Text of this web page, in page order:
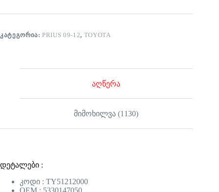
ᲙᲐᲢᲔᲒᲝᲠᲘᲐ:PRIUS 09-12, TOYOTA
აღწერა
მიმოხილვა (1130)
დეტალები :
კოდი : TY51212000
OEM : 5330147050